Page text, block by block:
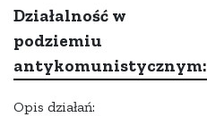
Działalność w
podziemiu
antykomunistycznym:
Opis działań: